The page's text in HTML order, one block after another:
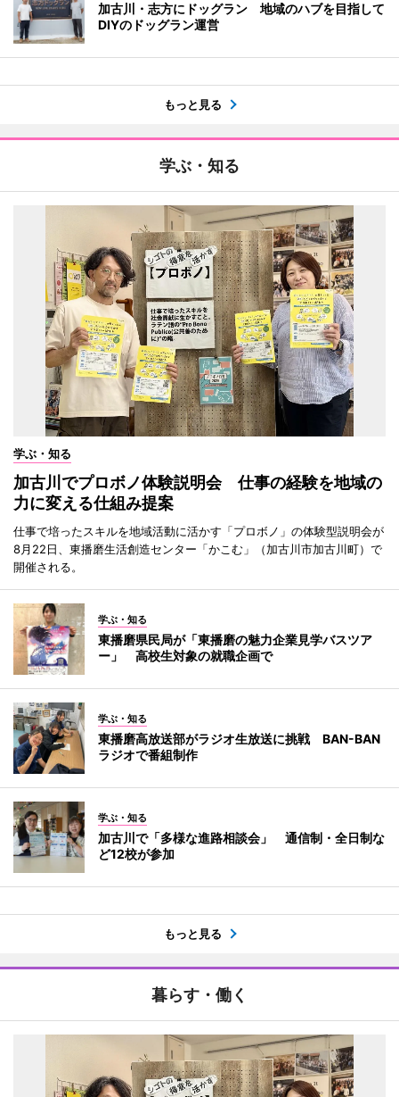
加古川・志方にドッグラン 地域のハブを目指して
DIYのドッグラン運営
もっと見る
学ぶ・知る
学ぶ・知る
加古川でプロボノ体験説明会 仕事の経験を地域の
力に変える仕組み提案
仕事で培ったスキルを地域活動に活かす「プロボノ」の体験型説明会が
8月22日、東播磨生活創造センター「かこむ」（加古川市加古川町）で
開催される。
学ぶ・知る
東播磨県民局が「東播磨の魅力企業見学バスツア
ー」 高校生対象の就職企画で
学ぶ・知る
東播磨高放送部がラジオ生放送に挑戦 BAN-BAN
ラジオで番組制作
学ぶ・知る
加古川で「多様な進路相談会」 通信制・全日制な
ど12校が参加
もっと見る
暮らす・働く